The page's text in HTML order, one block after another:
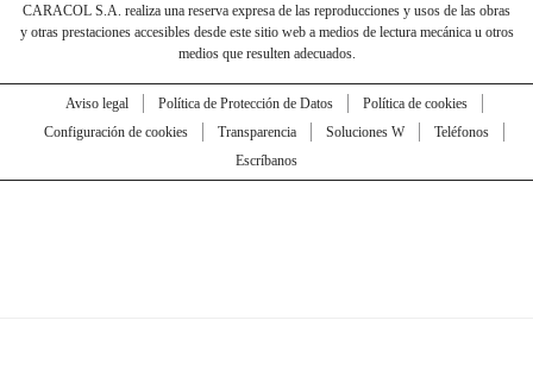
CARACOL S.A. realiza una reserva expresa de las reproducciones y usos de las obras
y otras prestaciones accesibles desde este sitio web a medios de lectura mecánica u otros
medios que resulten adecuados.
Aviso legal Política de Protección de Datos
Política de cookies
Configuración de cookies
Transparencia Soluciones W
Teléfonos
Escríbanos